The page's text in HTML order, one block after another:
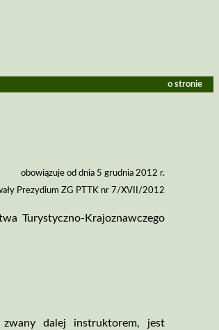
o stronie
obowiązuje od dnia 5 grudnia 2012 r.
Prezydium ZG PTTK nr 7/XVII/2012
Turystyczno­‑Krajoznawczego
zwany dalej instruktorem, jest